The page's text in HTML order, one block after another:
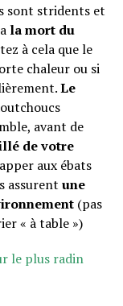
sont stridents et
la mort du
à cela que le
chaleur ou si
Le
avant de
de votre
aux ébats
assurent une
(pas
« à table »)
le plus radin